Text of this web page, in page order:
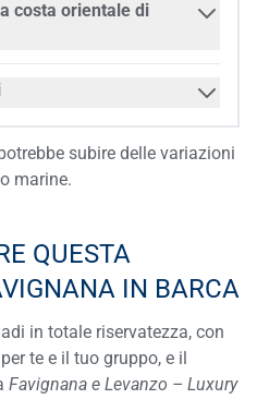
costa orientale di
subire delle variazioni
marine.
QUESTA
IN BARCA
in totale riservatezza, con
te e il tuo gruppo, e il
Favignana e Levanzo – Luxury